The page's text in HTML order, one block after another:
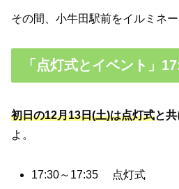
その間、小牛田駅前をイルミネー
「点灯式とイベント」
初日の12月13日(土)は点灯式と
よ。
17:30～17:35 点灯式